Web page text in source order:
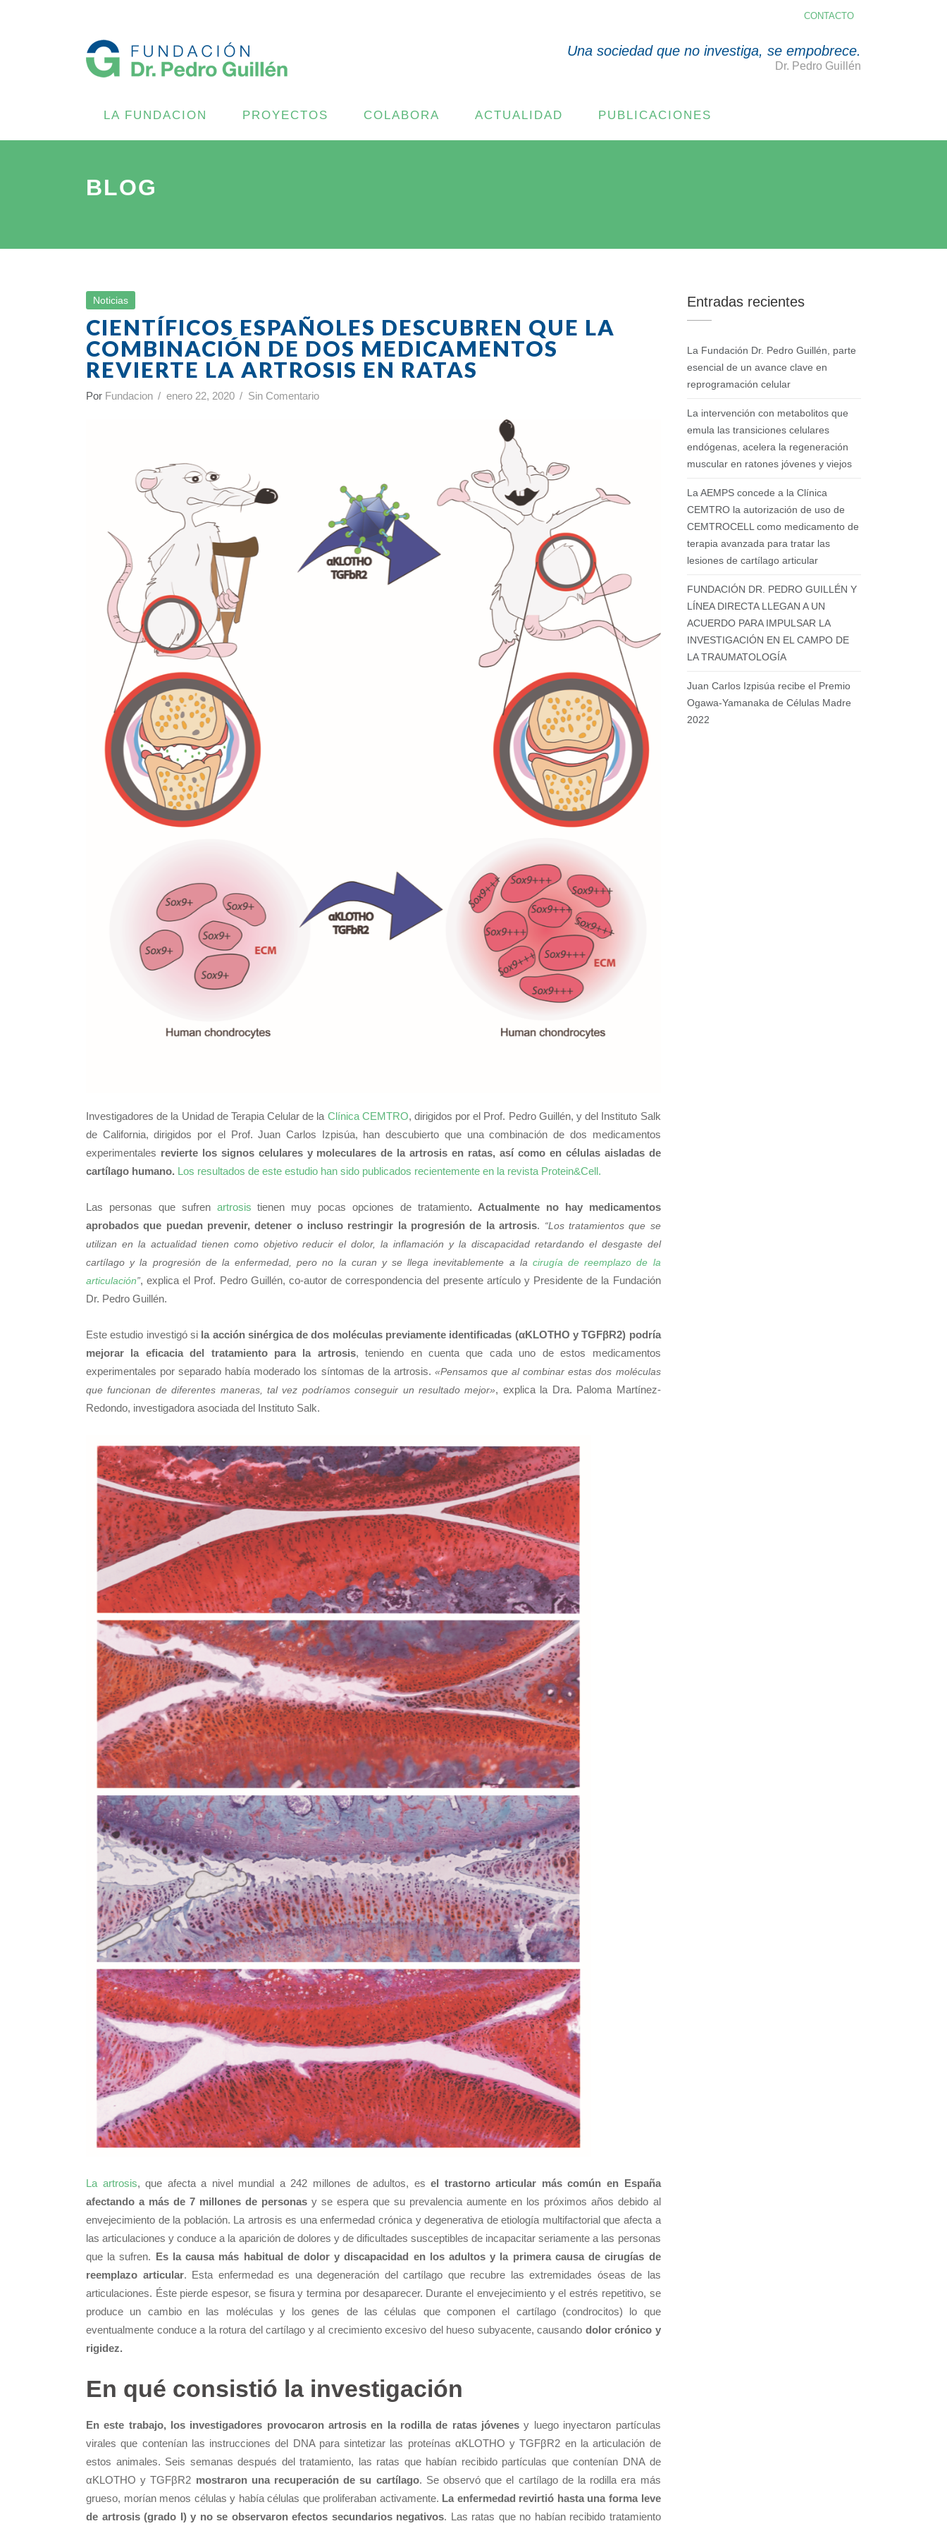
CONTACTO
Una sociedad que no investiga, se empobrece.
Dr. Pedro Guillén
LA FUNDACION PROYECTOS COLABORA ACTUALIDAD PUBLICACIONES
BLOG
Noticias
CIENTÍFICOS ESPAÑOLES DESCUBREN QUE LA
COMBINACIÓN DE DOS MEDICAMENTOS
REVIERTE LA ARTROSIS EN RATAS
Por Fundacion enero 22, 2020 Sin Comentario
Investigadores de la Unidad de Terapia Celular de la Clínica CEMTRO, dirigidos por el Prof. Pedro Guillén, y del Instituto Salk
de California, dirigidos por el Prof. Juan Carlos Izpisúa, han descubierto que una combinación de dos medicamentos
experimentales revierte los signos celulares y moleculares de la artrosis en ratas, así como en células aisladas de
cartílago humano. Los resultados de este estudio han sido publicados recientemente en la revista Protein&Cell.
Las personas que sufren artrosis tienen muy pocas opciones de tratamiento. Actualmente no hay medicamentos
aprobados que puedan prevenir, detener o incluso restringir la progresión de la artrosis. “Los tratamientos que se
utilizan en la actualidad tienen como objetivo reducir el dolor, la inflamación y la discapacidad retardando el desgaste del
cartílago y la progresión de la enfermedad, pero no la curan y se llega inevitablemente a la cirugía de reemplazo de la
articulación”, explica el Prof. Pedro Guillén, co-autor de correspondencia del presente artículo y Presidente de la Fundación
Dr. Pedro Guillén.
Este estudio investigó si la acción sinérgica de dos moléculas previamente identificadas (αKLOTHO y TGFβR2) podría
mejorar la eficacia del tratamiento para la artrosis, teniendo en cuenta que cada uno de estos medicamentos
experimentales por separado había moderado los síntomas de la artrosis. «Pensamos que al combinar estas dos moléculas
que funcionan de diferentes maneras, tal vez podríamos conseguir un resultado mejor», explica la Dra. Paloma Martínez-
Redondo, investigadora asociada del Instituto Salk.
La artrosis, que afecta a nivel mundial a 242 millones de adultos, esel trastorno articular más común en España
afectando a más de 7 millones de personas y se espera que su prevalencia aumente en los próximos años debido al
envejecimiento de la población. La artrosis es una enfermedad crónica y degenerativa de etiología multifactorial que afecta a
las articulaciones y conduce a la aparición de dolores y de dificultades susceptibles de incapacitar seriamente a las personas
que la sufren. Es la causa más habitual de dolor y discapacidad en los adultos y la primera causa de cirugías de
reemplazo articular. Esta enfermedad es una degeneración del cartílago que recubre las extremidades óseas de las
articulaciones. Éste pierde espesor, se fisura y termina por desaparecer. Durante el envejecimiento y el estrés repetitivo, se
produce un cambio en las moléculas y los genes de las células que componen el cartílago (condrocitos) lo que
eventualmente conduce a la rotura del cartílago y al crecimiento excesivo del hueso subyacente, causando dolor crónico y
rigidez.
En qué consistió la investigación
En este trabajo, los investigadores provocaron artrosis en la rodilla de ratas jóvenes y luego inyectaron partículas
virales que contenían las instrucciones del DNA para sintetizar las proteínas αKLOTHO y TGFβR2 en la articulación de
estos animales. Seis semanas después del tratamiento, las ratas que habían recibido partículas que contenían DNA de
αKLOTHO y TGFβR2 mostraron una recuperación de su cartílago. Se observó que el cartílago de la rodilla era más
grueso, morían menos células y había células que proliferaban activamente. La enfermedad revirtió hasta una forma leve
de artrosis (grado I) y no se observaron efectos secundarios negativos. Las ratas que no habían recibido tratamiento
Entradas recientes
La Fundación Dr. Pedro Guillén, parte
esencial de un avance clave en
reprogramación celular
La intervención con metabolitos que
emula las transiciones celulares
endógenas, acelera la regeneración
muscular en ratones jóvenes y viejos
La AEMPS concede a la Clínica
CEMTRO la autorización de uso de
CEMTROCELL como medicamento de
terapia avanzada para tratar las
lesiones de cartílago articular
FUNDACIÓN DR. PEDRO GUILLÉN Y
LÍNEA DIRECTA LLEGAN A UN
ACUERDO PARA IMPULSAR LA
INVESTIGACIÓN EN EL CAMPO DE
LA TRAUMATOLOGÍA
Juan Carlos Izpisúa recibe el Premio
Ogawa-Yamanaka de Células Madre
2022